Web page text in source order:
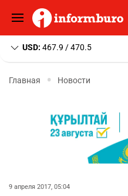
USD: 467.9 / 470.5
Главная Новости
9 апреля 2017, 05:04